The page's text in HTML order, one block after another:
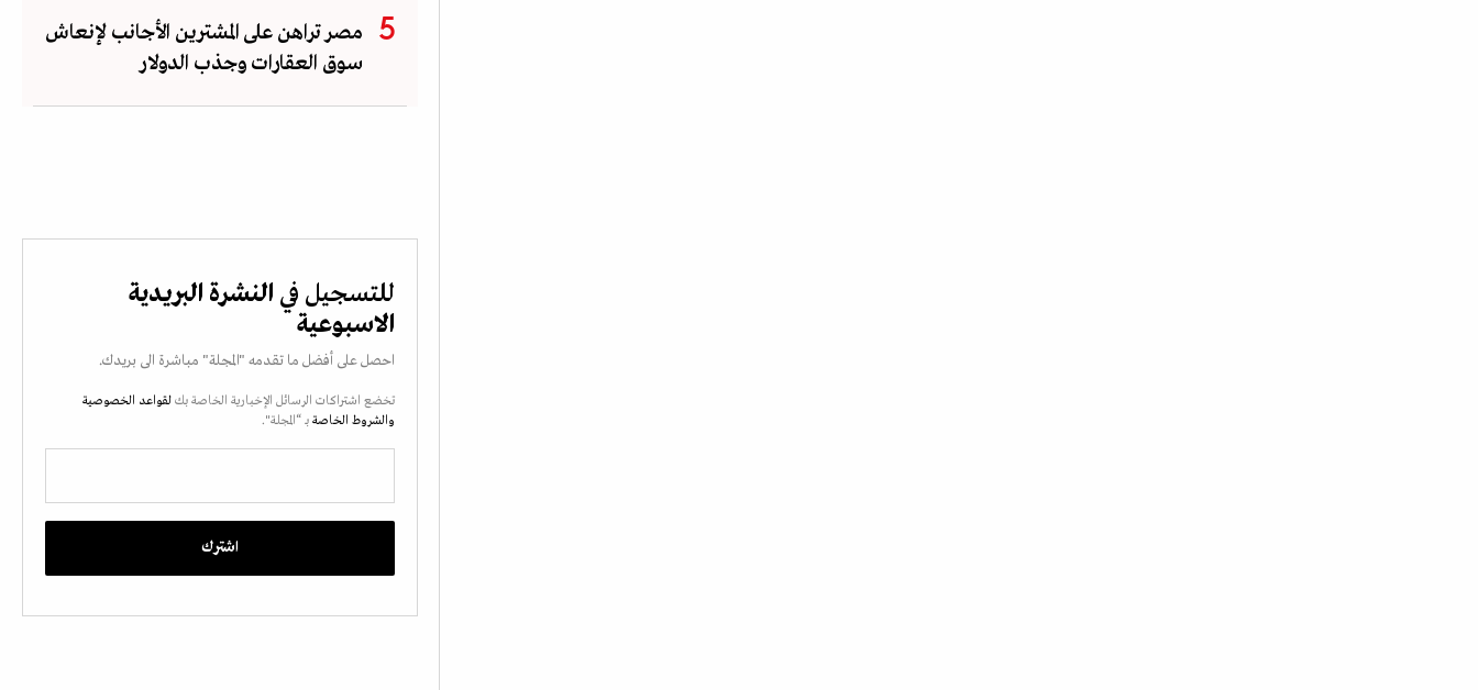
مصر تراهن على المشترين الأجانب لإنعاش
سوق العقارات وجذب الدولار
للتسجيل في النشرة البريدية
الاسبوعية
احصل على أفضل ما تقدمه "المجلة" مباشرة الى بريدك.
تخضع اشتراكات الرسائل الإخبارية الخاصة بك لقواعد الخصوصية
والشروط الخاصة بـ “المجلة".